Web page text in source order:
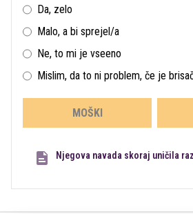
Da, zelo
Malo, a bi sprejel/a
Ne, to mi je vseeno
Mislim, da to ni problem, če je
MOŠKI
Njegova navada skoraj uničila